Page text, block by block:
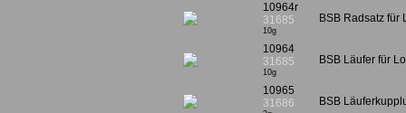
10964r
31685
10g
BSB Radsatz für
10964
31685
10g
BSB Läufer für
10965
31686
BSB